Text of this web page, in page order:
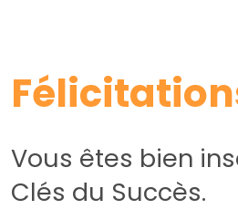
Vous êtes bien
Clés du Succès.